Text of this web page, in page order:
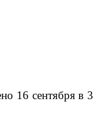
16 сентября в 3